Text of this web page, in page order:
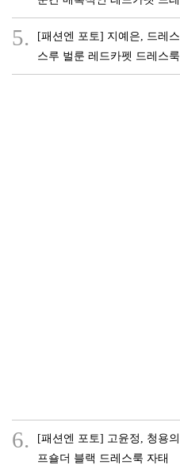
5.
[패션엔 포토] 지예은, 드레
스루 벌룬 레드카펫 드레스룩
6.
[패션엔 포토] 고윤정, 청용
프숄더 블랙 드레스룩 자태